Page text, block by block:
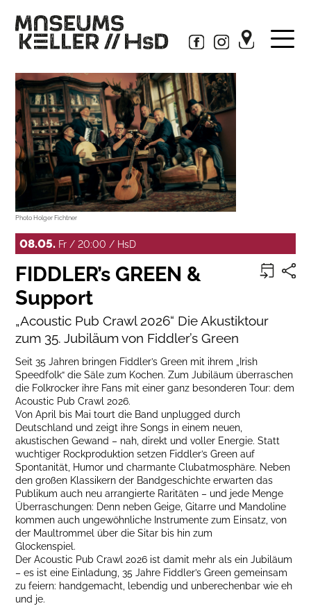
Photo Holger Fichtner
08.05. Fr / 20:00 / HsD
FIDDLER’s GREEN &
Support
„Acoustic Pub Crawl 2026“ Die Akustiktour
zum 35. Jubiläum von Fiddler’s Green
Seit 35 Jahren bringen Fiddler’s Green mit ihrem „Irish
Speedfolk“ die Säle zum Kochen. Zum Jubiläum überraschen
die Folkrocker ihre Fans mit einer ganz besonderen Tour: dem
Acoustic Pub Crawl 2026.
Von April bis Mai tourt die Band unplugged durch
Deutschland und zeigt ihre Songs in einem neuen,
akustischen Gewand – nah, direkt und voller Energie. Statt
wuchtiger Rockproduktion setzen Fiddler’s Green auf
Spontanität, Humor und charmante Clubatmosphäre. Neben
den großen Klassikern der Bandgeschichte erwarten das
Publikum auch neu arrangierte Raritäten – und jede Menge
Überraschungen: Denn neben Geige, Gitarre und Mandoline
kommen auch ungewöhnliche Instrumente zum Einsatz, von
der Maultrommel über die Sitar bis hin zum
Glockenspiel.
Der Acoustic Pub Crawl 2026 ist damit mehr als ein Jubiläum
– es ist eine Einladung, 35 Jahre Fiddler’s Green gemeinsam
zu feiern: handgemacht, lebendig und unberechenbar wie eh
und je.